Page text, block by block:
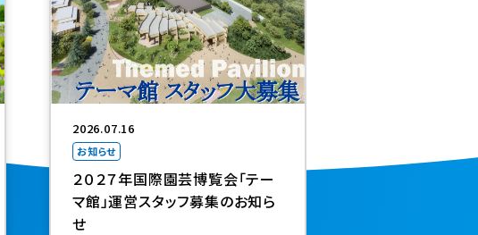
2026.07.16
お知らせ
２０２７年国際園芸博覧会「テー
マ館」運営スタッフ募集のお知ら
せ